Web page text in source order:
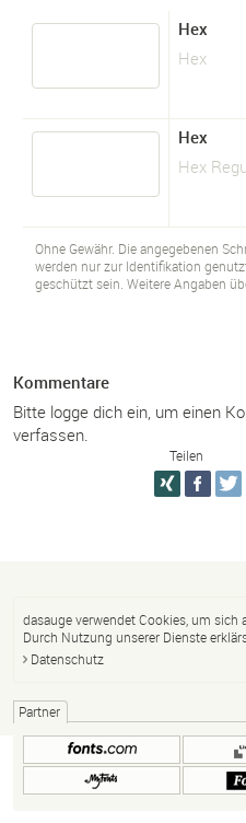
Hex
Hex
Hex
Hex
Ohne Gewähr. Die angegebenen
werden nur zur Identifikation
geschützt sein. Weitere Angaben
Kommentare
Bitte logge dich ein, um einen
verfassen.
Teilen
dasauge verwendet Cookies, um sich
Durch Nutzung unserer Dienste
Datenschutz
Partner